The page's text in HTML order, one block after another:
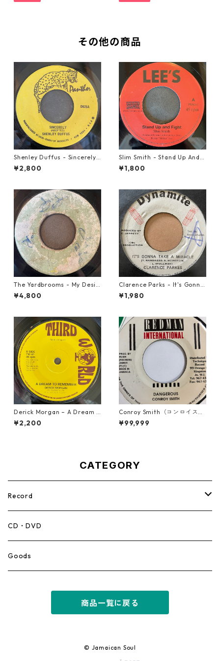
その他の商品
Shenley Duffus - Sincerely
【7-22021】
¥2,800
Slim Smith - Stand Up And F
ight 【7-21832】
¥1,800
The Yardbrooms - My Desir
e【7-21922】
¥4,800
Clarence Parks - It's Gonna
Take A Miracle【7-21096】
¥1,980
Derick Morgan – A Dream T
o Remember【7-21824】
¥2,200
Conroy Smith（コンロイスミ
ス） - Dangerous【7'】
¥99,999
CATEGORY
Record
Mento,Calypso,Ballad
Ska
CD・DVD
Goods
商品一覧に戻る
© Jamaican Soul